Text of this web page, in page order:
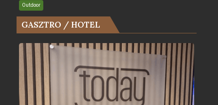
és
az
Év
bejegyzéshez
Outdoor
GASZTRO / HOTEL